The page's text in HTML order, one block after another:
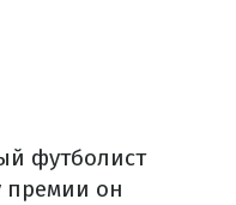
футболист
премии он